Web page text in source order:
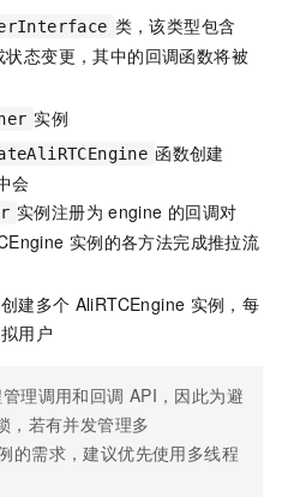
类，该类型包含
态变更，其中的回调函数将被
实例
函数创建
会
实例注册为 engine 的回调对
实例的各方法完成推拉流
建多个 AliRTCEngine 实例，每
用户
理调用和回调 API，因此为避
，若有并发管理多
的需求，建议优先使用多线程